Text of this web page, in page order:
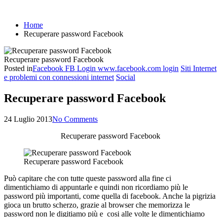
Home
Recuperare password Facebook
Recuperare password Facebook
Posted inFacebook FB Login www.facebook.com login Siti Internet
e problemi con connessioni internet Social
Recuperare password Facebook
24 Luglio 2013No Comments
Recuperare password Facebook
Recuperare password Facebook
Può capitare che con tutte queste password alla fine ci
dimentichiamo di appuntarle e quindi non ricordiamo più le
password più importanti, come quella di facebook. Anche la pigrizia
gioca un brutto scherzo, grazie al browser che memorizza le
password non le digitiamo più e cosi alle volte le dimentichiamo